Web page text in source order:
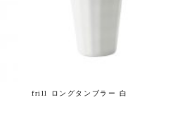
frill ロングタンブラー 白